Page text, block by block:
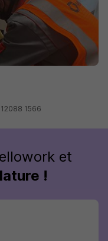
1566
et
!